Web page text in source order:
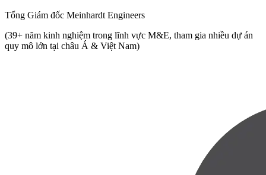
Tổng Giám đốc Meinhardt Engineers
(39+ năm kinh nghiệm trong lĩnh vực M&E, tham gia nhiều dự án
quy mô lớn tại châu Á & Việt Nam)